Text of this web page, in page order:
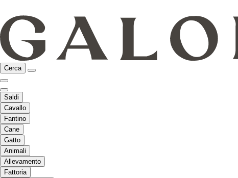
Cerca
Saldi
Cavallo
Fantino
Cane
Gatto
Animali
Allevamento
Fattoria